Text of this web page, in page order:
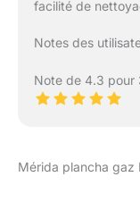
facilité de
Notes des
Note de 4.3 pour
Mérida plancha gaz